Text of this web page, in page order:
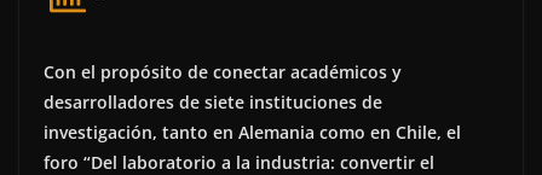
Con el propósito de conectar académicos y
desarrolladores de siete instituciones de
investigación, tanto en Alemania como en Chile, el
foro “Del laboratorio a la industria: convertir el